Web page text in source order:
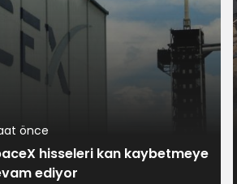
SOL
Solana
3.512,69 TRY
önce
hisseleri kan kaybetmeye
ediyor